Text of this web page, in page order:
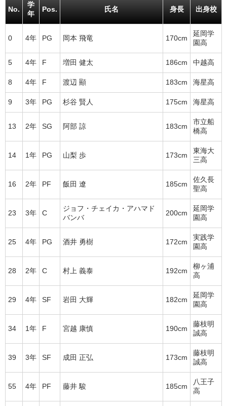
No.
学
年
Pos. 氏名 身長 出身校
0 4年 PG 岡本 飛竜 170cm
延岡学
園高
5 4年 F 増田 健太 186cm 中越高
8 4年 F 渡辺 顯 183cm 海星高
9 3年 PG 杉谷 賢人 175cm 海星高
13 2年 SG 阿部 諒 183cm
市立船
橋高
14 1年 PG 山梨 歩 173cm
東海大
三高
16 2年 PF 飯田 遼 185cm
佐久長
聖高
23 3年 C
ジョフ・チェイカ・アハマド
バンバ
200cm
延岡学
園高
25 4年 PG 酒井 勇樹 172cm
実践学
園高
28 2年 C 村上 義泰 192cm
柳ヶ浦
高
29 4年 SF 岩田 大輝 182cm
延岡学
園高
34 1年 F 宮越 康慎 190cm
藤枝明
誠高
39 3年 SF 成田 正弘 173cm
藤枝明
誠高
55 4年 PF 藤井 駿 185cm
八王子
高